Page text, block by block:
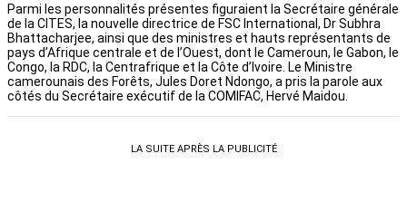
Parmi les personnalités présentes figuraient la Secrétaire générale
de la CITES, la nouvelle directrice de FSC International, Dr Subhra
Bhattacharjee, ainsi que des ministres et hauts représentants de
pays d’Afrique centrale et de l’Ouest, dont le Cameroun, le Gabon, le
Congo, la RDC, la Centrafrique et la Côte d’Ivoire. Le Ministre
camerounais des Forêts, Jules Doret Ndongo, a pris la parole aux
côtés du Secrétaire exécutif de la COMIFAC, Hervé Maidou.
LA SUITE APRÈS LA PUBLICITÉ